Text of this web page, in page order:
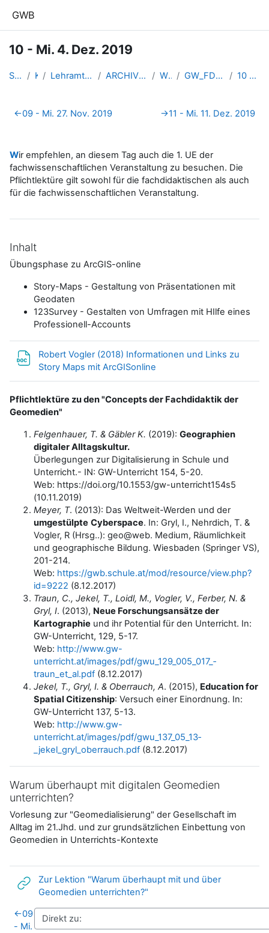
GWB
10 - Mi. 4. Dez. 2019
Startseite Kurse Lehramtsausbildung GW im Clust... ARCHIV - Lehrveranstaltungen a... WS_2019/20 GW_FDGeomedien_Linz_2019ws 10 - Mi. 4. Dez. 2019
Abschnittsübersicht
←09 - Mi. 27. Nov. 2019 →11 - Mi. 11. Dez. 2019
Wir empfehlen, an diesem Tag auch die 1. UE der
fachwissenschaftlichen Veranstaltung zu besuchen. Die
Pflichtlektüre gilt sowohl für die fachdidaktischen als auch
für die fachwissenschaftlichen Veranstaltung.
Inhalt
Übungsphase zu ArcGIS-online
Story-Maps - Gestaltung von Präsentationen mit
Geodaten
123Survey - Gestalten von Umfragen mit HIlfe eines
Professionell-Accounts
Robert Vogler (2018) Informationen und Links zu
Story Maps mit ArcGISonline
Pflichtlektüre zu den "Concepts der Fachdidaktik der
Geomedien"
Felgenhauer, T. & Gäbler K. (2019): Geographien
digitaler Alltagskultur.
Überlegungen zur Digitalisierung in Schule und
Unterricht.- IN: GW-Unterricht 154, 5-20.
Web: https://doi.org/10.1553/gw-unterricht154s5
(10.11.2019)
Meyer, T. (2013): Das Weltweit-Werden und der
umgestülpte Cyberspace. In: Gryl, I., Nehrdich, T. &
Vogler, R (Hrsg..): geo@web. Medium, Räumlichkeit
und geographische Bildung. Wiesbaden (Springer VS),
201-214.
Web: https://gwb.schule.at/mod/resource/­view.php?
id=9222 (8.12.2017)
Traun, C., Jekel, T., Loidl, M., Vogler, V., Ferber, N. &
Gryl, I. (2013), Neue Forschungsansätze der
Kartographie und ihr Potential für den Unterricht. In:
GW-Unterricht, 129, 5-17.
Web: http://www.gw-
unterricht.at/images/pdf/gwu_129_005_017_­
traun_et_al.pdf (8.12.2017)
Jekel, T., Gryl, I. & Oberrauch, A. (2015), Education for
Spatial Citizenship: Versuch einer Einordnung. In:
GW-Unterricht 137, 5-13.
Web: http://www.gw-
unterricht.at/images/pdf/gwu_137_05_13­
_jekel_gryl_oberrauch.pdf (8.12.2017)
Warum überhaupt mit digitalen Geomedien
unterrichten?
Vorlesung zur "Geomedialisierung" der Gesellschaft im
Alltag im 21.Jhd. und zur grundsätzlichen Einbettung von
Geomedien in Unterrichts-Kontexte
Zur Lektion "Warum überhaupt mit und über
Geomedien unterrichten?"
←09
- Mi.